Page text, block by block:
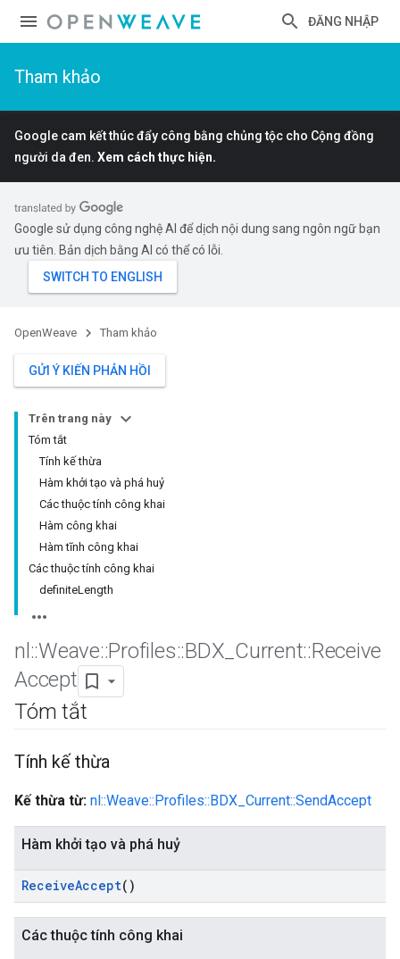
ĐĂNG NHẬP
Tham khảo
Google cam kết thúc đẩy công bằng chủng tộc cho Cộng đồng
người da đen. Xem cách thực hiện.
Google sử dụng công nghệ AI để dịch nội dung sang ngôn ngữ bạn
ưu tiên. Bản dịch bằng AI có thể có lỗi.
OpenWeave Tham khảo
GỬI Ý KIẾN PHẢN HỒI
Trên trang này
Tóm tắt
Tính kế thừa
Hàm khởi tạo và phá huỷ
Các thuộc tính công khai
Hàm công khai
Hàm tĩnh công khai
Các thuộc tính công khai
definiteLength
nl ::Weave::Profiles::BDX Current::Receive
Accept
Tóm tắt
Tính kế thừa
Kế thừa từ: nl::Weave::Profiles::BDX_Current::SendAccept
Hàm khởi tạo và phá huỷ
ReceiveAccept()
Các thuộc tính công khai